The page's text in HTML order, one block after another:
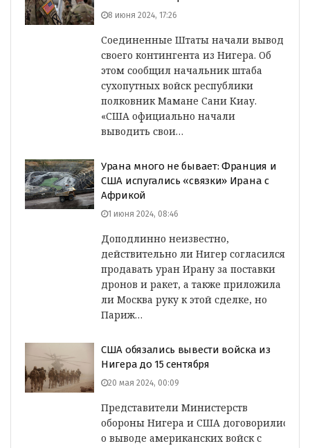
8 июня 2024, 17:26
Соединенные Штаты начали вывод
своего контингента из Нигера. Об
этом сообщил начальник штаба
сухопутных войск республики
полковник Мамане Сани Киау.
«США официально начали
выводить свои…
Урана много не бывает: Франция и
США испугались «связки» Ирана с
Африкой
1 июня 2024, 08:46
Доподлинно неизвестно,
действительно ли Нигер согласился
продавать уран Ирану за поставки
дронов и ракет, а также приложила
ли Москва руку к этой сделке, но
Париж…
США обязались вывести войска из
Нигера до 15 сентября
20 мая 2024, 00:09
Представители Министерств
обороны Нигера и США договорились
о выводе американских войск с